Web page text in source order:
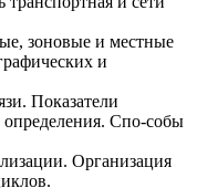
зоновые и местные
и
Показатели
Спо-собы
Организация